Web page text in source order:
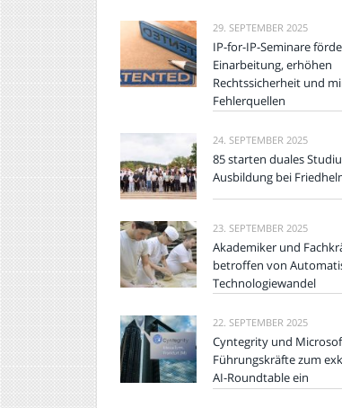
29. SEPTEMBER 2025
IP-for-IP-Seminare
Einarbeitung, erhöhen
Rechtssicherheit und
Fehlerquellen
24. SEPTEMBER 2025
85 starten duales
Ausbildung bei
23. SEPTEMBER 2025
Akademiker und
betroffen von
Technologiewandel
22. SEPTEMBER 2025
Cyntegrity und
Führungskräfte zum
AI-Roundtable ein